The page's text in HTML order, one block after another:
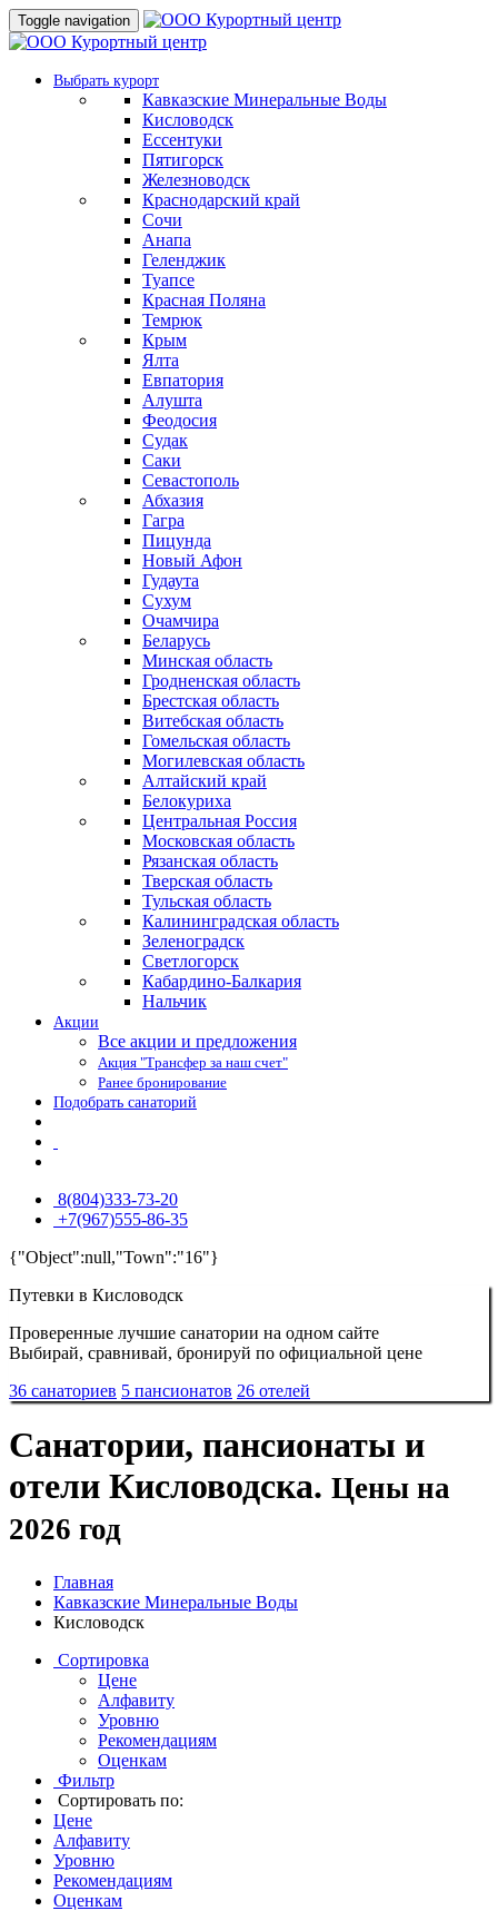
Toggle navigation
Выбрать курорт
Кавказские Минеральные Воды
Кисловодск
Ессентуки
Пятигорск
Железноводск
Краснодарский край
Сочи
Анапа
Геленджик
Туапсе
Красная Поляна
Темрюк
Крым
Ялта
Евпатория
Алушта
Феодосия
Судак
Саки
Севастополь
Абхазия
Гагра
Пицунда
Новый Афон
Гудаута
Сухум
Очамчира
Беларусь
Минская область
Гродненская область
Брестская область
Витебская область
Гомельская область
Могилевская область
Алтайский край
Белокуриха
Центральная Россия
Московская область
Рязанская область
Тверская область
Тульская область
Калининградская область
Зеленоградск
Светлогорск
Кабардино-Балкария
Нальчик
Акции
Все акции и предложения
Акция "Трансфер за наш счет"
Ранее бронирование
Подобрать санаторий
8(804)333-73-20
+7(967)555-86-35
{"Object":null,"Town":"16"}
Путевки в Кисловодск
Проверенные лучшие санатории на одном сайте
Выбирай, сравнивай, бронируй по официальной цене
36 санаториев 5 пансионатов 26 отелей
Санатории, пансионаты и
отели Кисловодска. Цены на
2026 год
Главная
Кавказские Минеральные Воды
Кисловодск
Сортировка
Цене
Алфавиту
Уровню
Рекомендациям
Оценкам
Фильтр
Сортировать по:
Цене
Алфавиту
Уровню
Рекомендациям
Оценкам